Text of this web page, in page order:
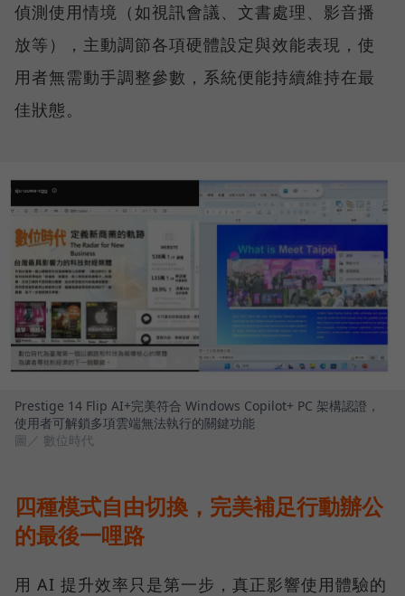
偵測使用情境（如視訊會議、文書處理、影音播
放等），主動調節各項硬體設定與效能表現，使
用者無需動手調整參數，系統便能持續維持在最
佳狀態。
Prestige 14 Flip AI+完美符合 Windows Copilot+ PC 架構認證，
使用者可解鎖多項雲端無法執行的關鍵功能
圖／ 數位時代
四種模式自由切換，完美補足行動辦公
的最後一哩路
用 AI 提升效率只是第一步，真正影響使用體驗的